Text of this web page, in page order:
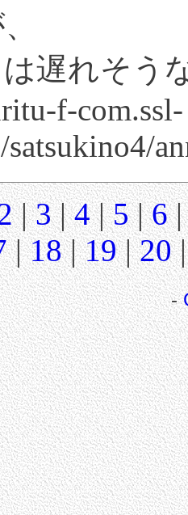
遅れそう
f-com.ssl-
satsukino4/
|3|4|5|6
|18|19|20
-